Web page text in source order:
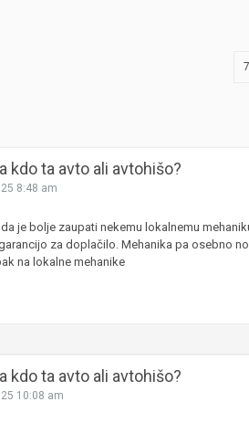
HIBRIDNA TEHNIKA
JERNEJ BOLKA
TEHNIČNA VPRAŠANJA
ROK ČERNJAVSKI
kdo ta avto ali avtohišo?
8:48 am
je bolje zaupati nekemu lokalnemu
za doplačilo. Mehanika pa osebno
na lokalne mehanike
kdo ta avto ali avtohišo?
10:08 am